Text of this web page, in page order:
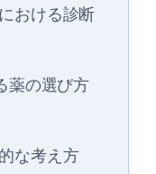
おける診断
薬の選び方
な考え方